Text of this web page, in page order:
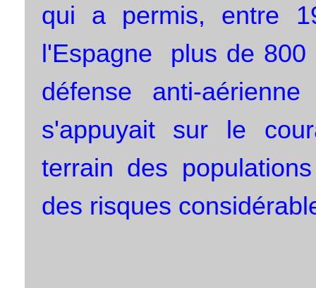
qui a permis, entre
l'Espagne plus de 800
défense anti-
s'appuyait sur le
terrain des
des risques